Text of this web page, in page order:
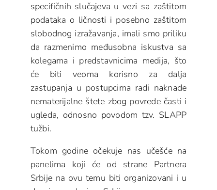
specifičnih slučajeva u vezi sa zaštitom
podataka o ličnosti i posebno zaštitom
slobodnog izražavanja, imali smo priliku
da razmenimo međusobna iskustva sa
kolegama i predstavnicima medija, što
će biti veoma korisno za dalja
zastupanja u postupcima radi naknade
nematerijalne štete zbog povrede časti i
ugleda, odnosno povodom tzv. SLAPP
tužbi.
Tokom godine očekuje nas učešće na
panelima koji će od strane Partnera
Srbije na ovu temu biti organizovani i u